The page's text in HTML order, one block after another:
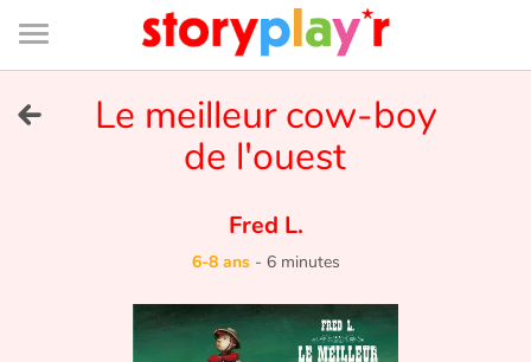
Connexion
Bibliothèque
de
page
Bibliothèque
Le meilleur cow-boy
de l'ouest
Fred L.
6-8 ans- 6 minutes